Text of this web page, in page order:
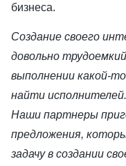
бизнеса.
Создание своего
довольно
выполнении какой-
найти исполнителей.
Наши партнеры
предложения,
задачу в создании